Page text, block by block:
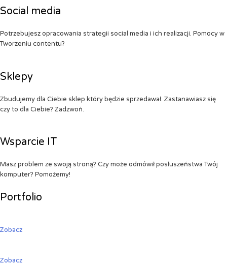
Social media
Potrzebujesz opracowania strategii social media i ich realizacji. Pomocy w
Tworzeniu contentu?
Sklepy
Zbudujemy dla Ciebie sklep który będzie sprzedawał. Zastanawiasz się
czy to dla Ciebie? Zadzwoń.
Wsparcie IT
Masz problem ze swoją stroną? Czy może odmówił posłuszeństwa Twój
komputer? Pomożemy!
Portfolio
Zobacz
Zobacz